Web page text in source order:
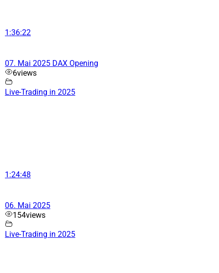
1:36:22
07. Mai 2025 DAX Opening
6views
Live-Trading in 2025
1:24:48
06. Mai 2025
154views
Live-Trading in 2025